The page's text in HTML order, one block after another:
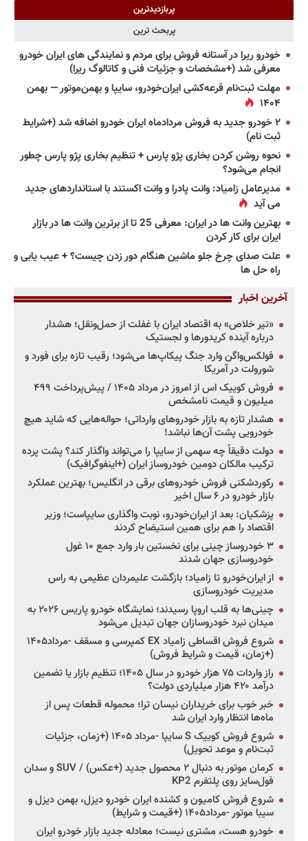
پربازدیدترین
پربحث ترین
خودرو ریرا در آستانه فروش برای مردم و نمایندگی های ایران خودرو
معرفی شد (+مشخصات و جزئیات فنی و کاتالوگ ریرا)
مهلت ثبت‌نام قرعه‌کشی ایران‌خودرو، سایپا و بهمن‌موتور — بهمن
۱۴۰۴
۲ خودرو جدید به فروش مردادماه ایران خودرو اضافه شد (+شرایط
ثبت نام)
نحوه روشن کردن بخاری پژو پارس + تنظیم بخاری پژو پارس چطور
انجام می‌شود؟
مدیرعامل زامیاد: وانت پادرا و وانت اکستند با استانداردهای جدید
می آید
بهترین وانت ها در ایران: معرفی 25 تا از برترین وانت ها در بازار
ایران برای کار کردن
علت صدای چرخ جلو ماشین هنگام دور زدن چیست؟ + عیب یابی و
راه حل ها
آخرین اخبار
«تیر خلاص» به اقتصاد ایران با غفلت از حمل‌ونقل؛ هشدار
درباره آینده کریدورها و لجستیک
فولکس‌واگن وارد جنگ پیکاپ‌ها می‌شود؛ رقیب تازه برای فورد و
شورولت در آمریکا
فروش کوییک اس از امروز در مرداد ۱۴۰۵ / پیش‌پرداخت ۴۹۹
میلیون و قیمت نامشخص
هشدار تازه به بازار خودروهای وارداتی؛ حواله‌هایی که شاید هیچ
خودرویی پشت آن‌ها نباشد!
دولت دقیقاً چه سهمی از سایپا را می‌تواند واگذار کند؟ پشت پرده
ترکیب مالکان دومین خودروساز ایران (+اینفوگرافیک)
رکوردشکنی فروش خودروهای برقی در انگلیس؛ بهترین عملکرد
بازار خودرو در ۶ سال اخیر
پزشکیان: بعد از ایران‌خودرو، نوبت واگذاری سایپاست؛ وزیر
اقتصاد را هم برای همین استیضاح کردند
۳ خودروساز چینی برای نخستین بار وارد جمع ۱۰ غول
خودروسازی جهان شدند
از ایران‌خودرو تا زامیاد؛ بازگشت علیمردان عظیمی به راس
مدیریت خودروسازی
چینی‌ها به قلب اروپا رسیدند؛ نمایشگاه خودرو پاریس ۲۰۲۶ به
میدان نبرد خودروسازان جهان تبدیل می‌شود
شروع فروش اقساطی زامیاد EX کمپرسی و مسقف -مرداد۱۴۰۵
(+زمان، قیمت و شرایط فروش)
راز واردات ۷۵ هزار خودرو در سال ۱۴۰۵؛ تنظیم بازار یا تضمین
درآمد ۴۲۰ هزار میلیاردی دولت؟
خبر خوب برای خریداران نیسان ترا؛ محموله قطعات پس از
ماه‌ها انتظار وارد ایران شد
شروع فروش کوییک S سایپا -مرداد ۱۴۰۵ (+زمان، جزئیات
ثبت‌نام و موعد تحویل)
کرمان موتور به دنبال ۲ محصول جدید (+عکس) / SUV و سدان
فول‌سایز روی پلتفرم KP2
شروع فروش کامیون و کشنده ایران خودرو دیزل، بهمن دیزل و
سیبا موتور -مرداد۱۴۰۵ (+قیمت و شرایط)
خودرو هست، مشتری نیست؛ معادله جدید بازار خودرو ایران